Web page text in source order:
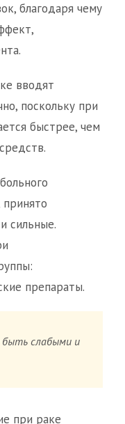
благодаря чему
вводят
поскольку при
быстрее, чем
принято
сильные.
препараты.
быть слабыми и
при раке